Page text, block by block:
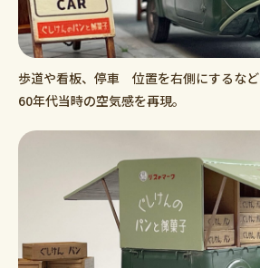
歩道や看板、停車 位置を右側にするなど
60年代当時の空気感を再現。